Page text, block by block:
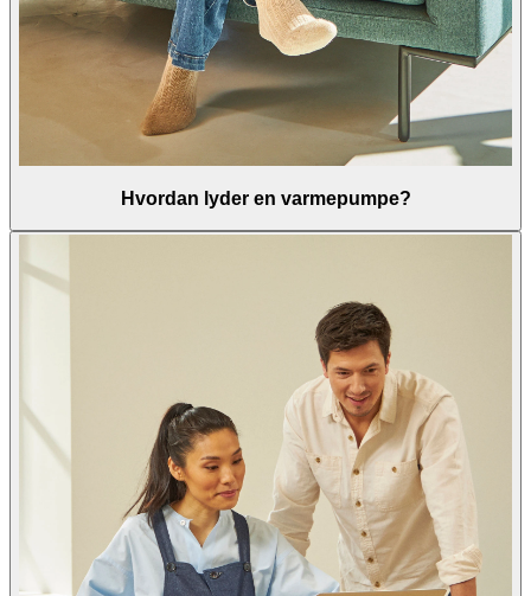
Hvordan lyder en varmepumpe?